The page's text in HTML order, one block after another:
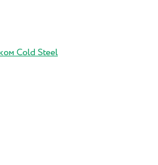
Cold Steel